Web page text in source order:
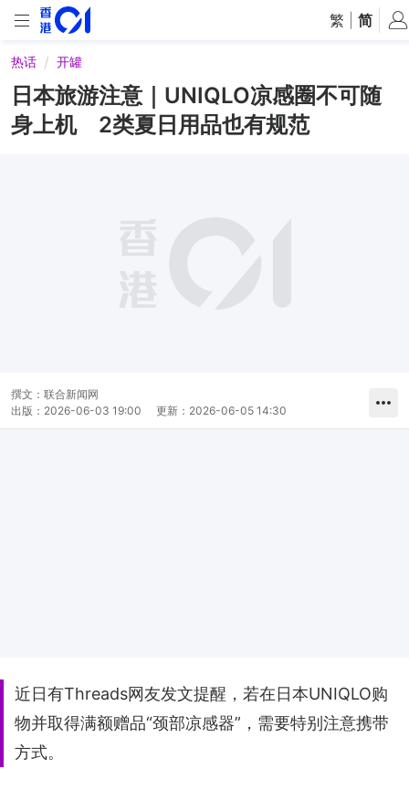
繁 简
热话 开罐
日本旅游注意｜UNIQLO凉感圈不可随
身上机 2类夏日用品也有规范
撰文： 联合新闻网
出版： 2026-06-03 19:00 更新： 2026-06-05 14:30
近日有Threads网友发文提醒，若在日本UNIQLO购
物并取得满额赠品“颈部凉感器”，需要特别注意携带
方式。